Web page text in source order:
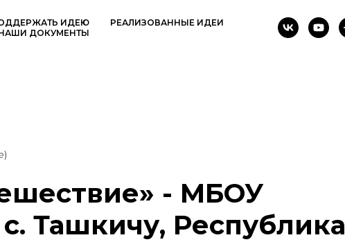
ИДЕЮ
РЕАЛИЗОВАННЫЕ ИДЕИ
ДОКУМЕНТЫ
- МБОУ
Ташкичу, Республика